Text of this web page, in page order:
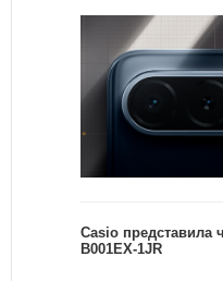
Casio представила
B001EX-1JR